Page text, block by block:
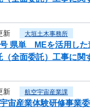
新 大垣土木事務所
県単 MEを活用した
（全面委託）工事に関
新 航空宇宙産業課
宙産業体験研修事業